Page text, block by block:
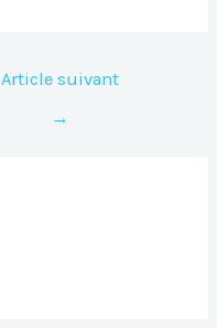
Article suivant
→